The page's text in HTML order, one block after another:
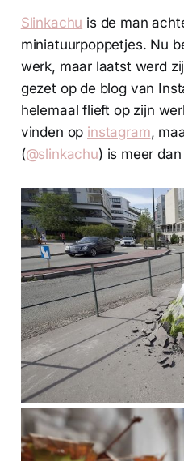
Slinkachu is de man
miniatuurpoppetjes. Nu
werk, maar laatst werd
gezet op de blog van
helemaal flieft op zijn
vinden op instagram,
(@slinkachu) is meer